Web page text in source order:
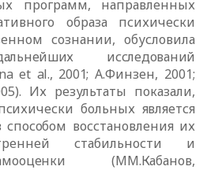
программ, направленных
образа психически
сознании, обусловила
исследований
et al., 2001; А.Финзен, 2001;
Их результаты показали,
больных является
способом восстановления их
стабильности и
(ММ.Кабанов,